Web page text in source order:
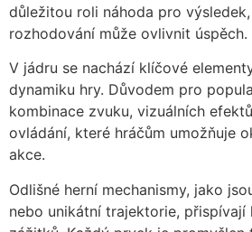
důležitou roli náhoda pro
rozhodování může ovlivnit úspěch.
V jádru se nachází klíčové
dynamiku hry. Důvodem pro
kombinace zvuku, vizuálních
ovládání, které hráčům umožňuje
akce.
Odlišné herní mechanismy, jako
nebo unikátní trajektorie, přispívají